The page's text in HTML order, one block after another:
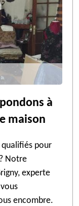
à
maison
qualifiés pour
Notre
experte
encombre.